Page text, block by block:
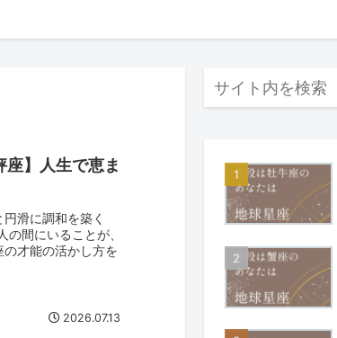
】人生で恵ま
滑に調和を築く
間にいることが、
才能の活かし方を
2026.07.13